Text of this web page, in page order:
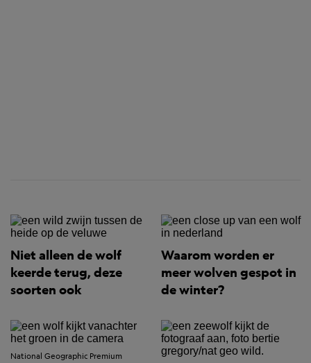
Niet alleen de wolf
keerde terug, deze
soorten ook
Waarom worden er
meer wolven gespot in
de winter?
National Geographic Premium